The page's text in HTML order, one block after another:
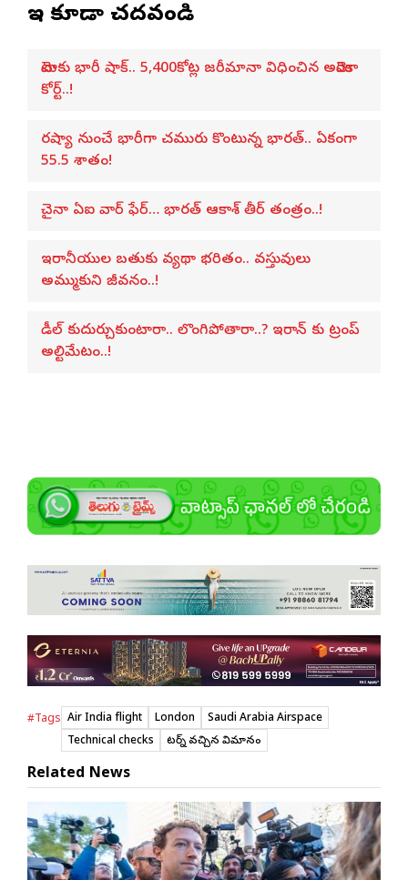
ఇవి కూడా చదవండి
మెటాకు భారీ షాక్.. 5,400కోట్ల జరీమానా విధించిన అమెరికా
కోర్ట్..!
రష్యా నుంచే భారీగా చమురు కొంటున్న భారత్.. ఏకంగా
55.5 శాతం!
చైనా ఏఐ వార్ ఫేర్… భారత్ ఆకాశ్ తీర్ తంత్రం..!
ఇరానీయుల బతుకు వ్యథా భరితం.. వస్తువులు
అమ్ముకుని జీవనం..!
డీల్ కుదుర్చుకుంటారా.. లొంగిపోతారా..? ఇరాన్ కు ట్రంప్
అల్టిమేటం..!
#Tags Air India flight London
Saudi Arabia Airspace
Technical checks
రిటర్న్ వచ్చిన విమానం
Related News